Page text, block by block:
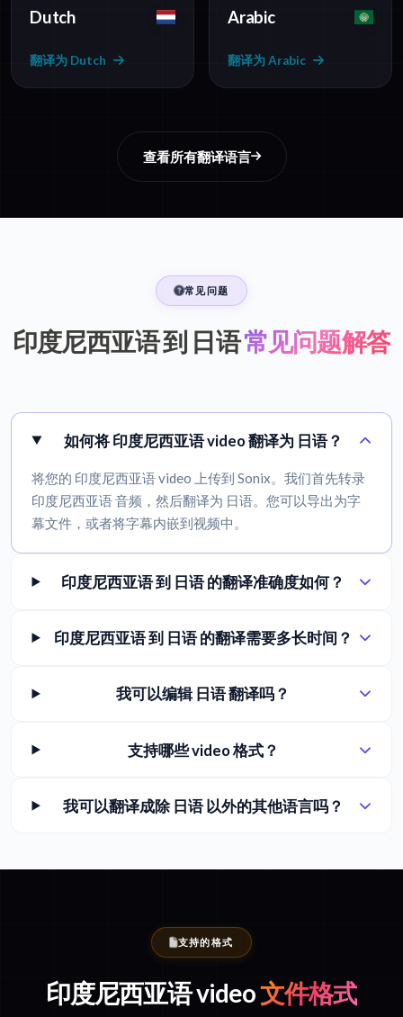
Dutch
翻译为 Dutch
Arabic
翻译为 Arabic
查看所有翻译语言
常见问题
印度尼西亚语 到 日语常见问题解答
如何将 印度尼西亚语 video 翻译为 日语？
将您的 印度尼西亚语 video 上传到 Sonix。我们首先转录
印度尼西亚语 音频，然后翻译为 日语。您可以导出为字
幕文件，或者将字幕内嵌到视频中。
印度尼西亚语 到 日语 的翻译准确度如何？
印度尼西亚语 到 日语 的翻译需要多长时间？
我可以编辑 日语 翻译吗？
支持哪些 video 格式？
我可以翻译成除 日语 以外的其他语言吗？
支持的格式
印度尼西亚语 video文件格式